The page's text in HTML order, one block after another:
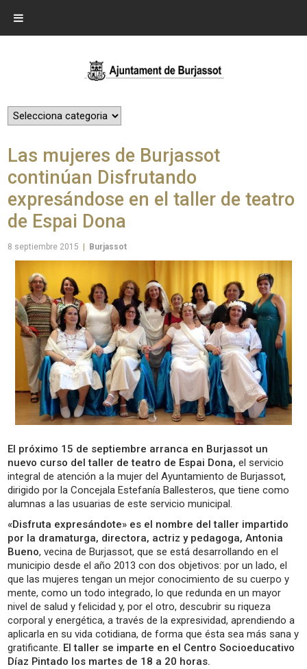
Las mujeres de Burjassot
continúan Disfrutando
expresándose en el taller de teatro
de Espai Dona
8 septiembre 2015 Burjassot
El próximo 15 de septiembre arranca en Burjassot un
nuevo curso del taller de teatro de Espai Dona, el servicio
integral de atención a la mujer del Ayuntamiento de Burjassot,
dirigido por la Concejala Estefanía Ballesteros, que tiene como
alumnas a las usuarias de este servicio municipal.
«Disfruta expresándote» es el nombre del taller impartido
por la dramaturga, directora, actriz y pedagoga, Antonia
Bueno, vecina de Burjassot, que se está desarrollando en el
municipio desde el año 2013 con dos objetivos: por un lado, el
que las mujeres tengan un mejor conocimiento de su cuerpo y
mente, como un todo integrado, lo que redunda en un mayor
nivel de salud y felicidad y, por el otro, descubrir su riqueza
corporal y energética, a través de la expresividad, aprendiendo a
aplicarla en su vida cotidiana, de forma que ésta sea más sana y
gratificante. El taller se imparte en el Centro Socioeducativo
Díaz Pintado los martes de 18 a 20 horas.